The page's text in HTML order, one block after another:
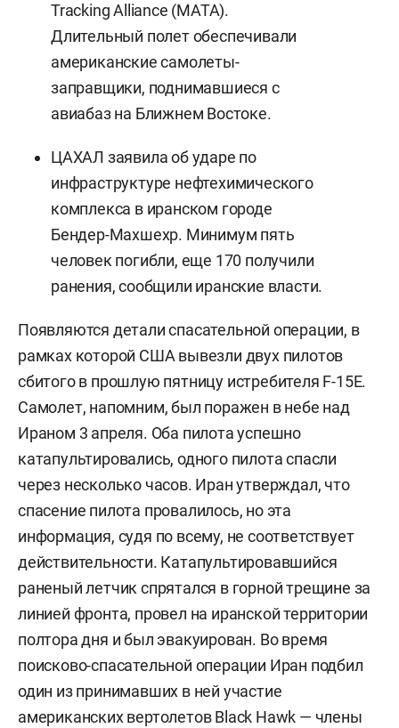
Tracking Alliance (MATA).
Длительный полет обеспечивали
американские самолеты-
заправщики, поднимавшиеся с
авиабаз на Ближнем Востоке.
ЦАХАЛ заявила об ударе по
инфраструктуре нефтехимического
комплекса в иранском городе
Бендер-Махшехр. Минимум пять
человек погибли, еще 170 получили
ранения, сообщили иранские власти.
Появляются детали спасательной операции, в
рамках которой США вывезли двух пилотов
сбитого в прошлую пятницу истребителя F-15E.
Самолет, напомним, был поражен в небе над
Ираном 3 апреля. Оба пилота успешно
катапультировались, одного пилота спасли
через несколько часов. Иран утверждал, что
спасение пилота провалилось, но эта
информация, судя по всему, не соответствует
действительности. Катапультировавшийся
раненый летчик спрятался в горной трещине за
линией фронта, провел на иранской территории
полтора дня и был эвакуирован. Во время
поисково-спасательной операции Иран подбил
один из принимавших в ней участие
американских вертолетов Black Hawk — члены